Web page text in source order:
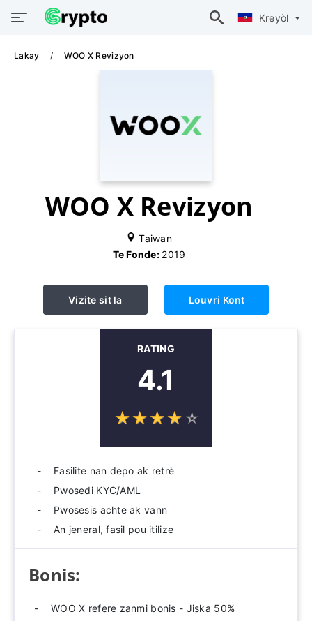
Kreyòl
Lakay WOO X Revizyon
WOO X Revizyon
Taiwan
Te Fonde: 2019
Vizite sit la Louvri Kont
RATING
4.1
☆☆☆☆ ☆
★★★★ ★
Fasilite nan depo ak retrè
Pwosedi KYC/AML
Pwosesis achte ak vann
An jeneral, fasil pou itilize
Bonis:
WOO X refere zanmi bonis - Jiska 50%